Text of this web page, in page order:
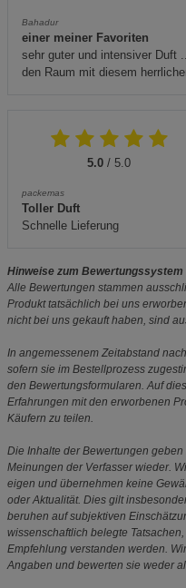
Bahadur
einer meiner Favoriten
sehr guter und intensiver Duft
den Raum mit diesem
5.0 / 5.0
packemas
Toller Duft
Schnelle Lieferung
Hinweise zum Bewertungssystem
Alle Bewertungen stammen
Produkt tatsächlich bei uns
nicht bei uns gekauft haben, sind
In angemessenem Zeitabstand
sofern sie im Bestellprozess
den Bewertungsformularen. Auf
Erfahrungen mit den erworbenen
Käufern zu teilen.
Die Inhalte der Bewertungen
Meinungen der Verfasser wieder.
eigen und übernehmen keine
oder Aktualität. Dies gilt
beruhen auf subjektiven
wissenschaftlich belegte
Empfehlung verstanden werden.
Angaben und bewerten sie weder